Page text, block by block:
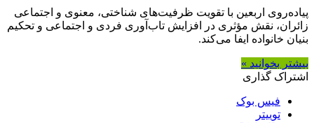
پیاده‌روی اربعین با تقویت ظرفیت‌های شناختی، معنوی و اجتماعی
زائران، نقش مؤثری در افزایش تاب‌آوری فردی و اجتماعی و تحکیم
بنیان خانواده ایفا می‌کند.
بیشتر بخوانید »
اشتراک گذاری
فیس بوک
توییتر